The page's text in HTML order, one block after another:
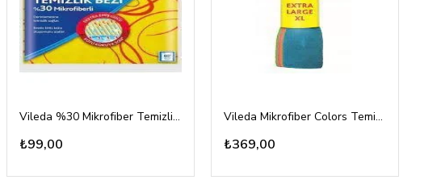
Vileda %30 Mikrofiber Temizlik Bezi 3lü
₺99,00
Vileda Mikrofiber Colors Temizlik Bezi 4lü XL
₺369,00